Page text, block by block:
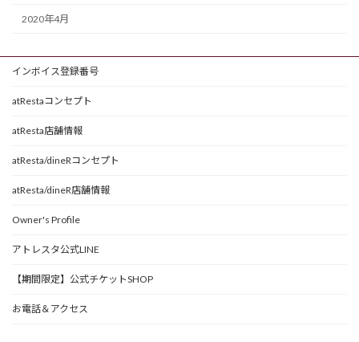
2020年4月
インボイス登録番号
atRestaコンセプト
atResta店舗情報
atResta/dineRコンセプト
atResta/dineR店舗情報
Owner's Profile
アトレスタ公式LINE
【期間限定】公式チケットSHOP
お電話＆アクセス